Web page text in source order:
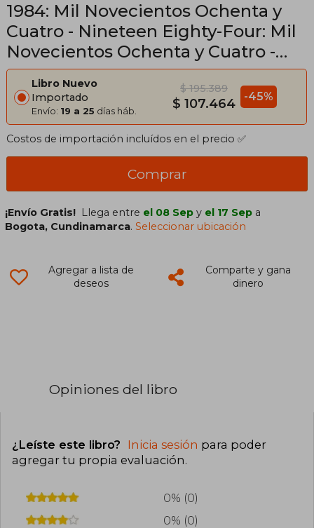
1984: Mil Novecientos Ochenta y
Cuatro - Nineteen Eighty-Four: Mil
Novecientos Ochenta y Cuatro -
Nineteen Eighty-Four:
Libro Nuevo
Importado
Envío: 19 a 25 días háb.
$ 195.389
$ 107.464 -45%
Costos de importación incluídos en el precio ✅
Comprar
¡Envío Gratis! Llega entre el 08 Sep y el 17 Sep a
Bogota, Cundinamarca.Seleccionar ubicación
Agregar a lista de
deseos
Comparte y gana
dinero
Opiniones del libro
¿Leíste este libro? Inicia sesión para poder
agregar tu propia evaluación.
0% (0)
0% (0)